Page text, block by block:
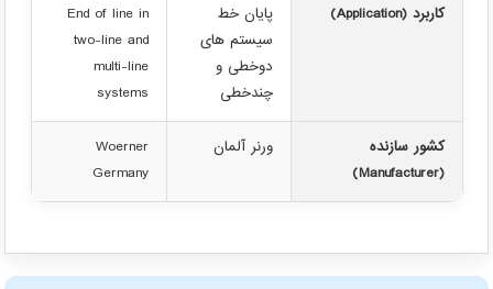
کاربرد (Application)
پایان خط
سیستم های
دوخطی و
چندخطی
End of line in
two-line and
multi-line
systems
کشور سازنده
(Manufacturer)
ورنر آلمان
Woerner
Germany